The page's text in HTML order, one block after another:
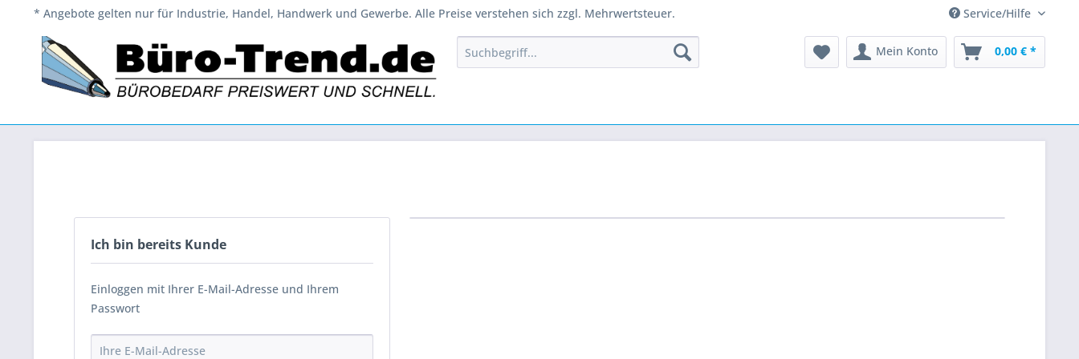
* Angebote gelten nur für Industrie, Handel, Handwerk und Gewerbe. Alle Preise verstehen sich zzgl. Mehrwertsteuer. Service/Hilfe
Mein Konto 0,00 € *
Ich bin bereits Kunde
Einloggen mit Ihrer E-Mail-Adresse und Ihrem
Passwort